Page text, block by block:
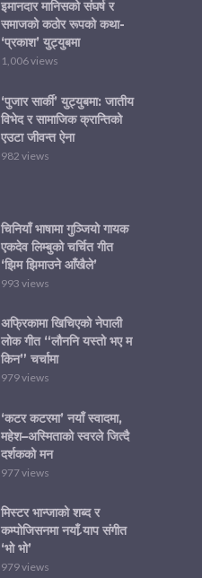
इमानदार मानिसको संघर्ष र
समाजको कठोर रूपको कथा-
‘प्रकाश’ युट्युबमा
1,006 views
‘पुजार सार्की’ युट्युबमा: जातीय
विभेद र सामाजिक क्रान्तिको
एउटा जीवन्त ऐना
982 views
चिनियाँ भाषामा गुञ्जियो गायक
एकदेव लिम्बुको चर्चित गीत
‘झिम झिमाउने आँखैले’
993 views
अफ्रिकामा खिचिएको नेपाली
लोक गीत “लौननि यस्तो भए म
किन” चर्चामा
979 views
‘कटर कटरमा’ नयाँ स्वादमा,
महेश–अस्मिताको स्वरले जित्दै
दर्शकको मन
977 views
मिस्टर भान्जाको शब्द र
कम्पोजिसनमा नयाँ र्‍याप संगीत
‘भो भो’
979 views